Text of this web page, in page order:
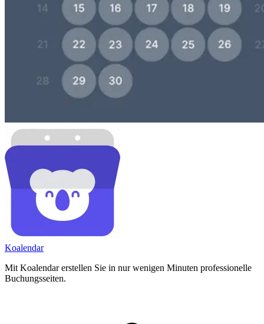
Koalendar
Mit Koalendar erstellen Sie in nur wenigen Minuten professionelle
Buchungsseiten.